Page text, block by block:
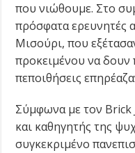
που νιώθουμε. Στο
πρόσφατα ερευνητές
Μισούρι, που
προκειμένου να δουν
πεποιθήσεις
Σύμφωνα με τον
και καθηγητής της
συγκεκριμένο